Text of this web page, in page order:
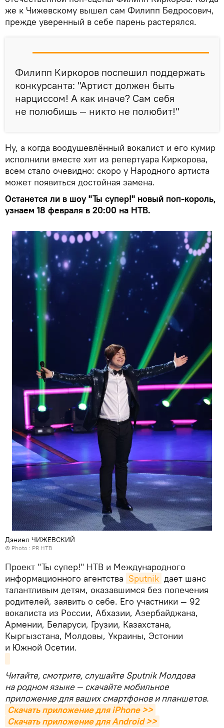
же к Чижевскому вышел сам Филипп Бедросович,
прежде уверенный в себе парень растерялся.
Филипп Киркоров поспешил поддержать
конкурсанта: "Артист должен быть
нарциссом! А как иначе? Сам себя
не полюбишь — никто не полюбит!"
Ну, а когда воодушевлённый вокалист и его кумир
исполнили вместе хит из репертуара Киркорова,
всем стало очевидно: скоро у Народного артиста
может появиться достойная замена.
Останется ли в шоу "Ты супер!" новый поп-король,
узнаем 18 февраля в 20:00 на НТВ.
Дэниел ЧИЖЕВСКИЙ
© Photo : PR НТВ
Проект "Ты супер!" НТВ и Международного
информационного агентства Sputnik дает шанс
талантливым детям, оказавшимся без попечения
родителей, заявить о себе. Его участники — 92
вокалиста из России, Абхазии, Азербайджана,
Армении, Беларуси, Грузии, Казахстана,
Кыргызстана, Молдовы, Украины, Эстонии
и Южной Осетии.
Читайте, смотрите, слушайте Sputnik Молдова
на родном языке — скачайте мобильное
приложение для ваших смартфонов и планшетов.
Скачать приложение для iPhone >>
Скачать приложение для Android >>